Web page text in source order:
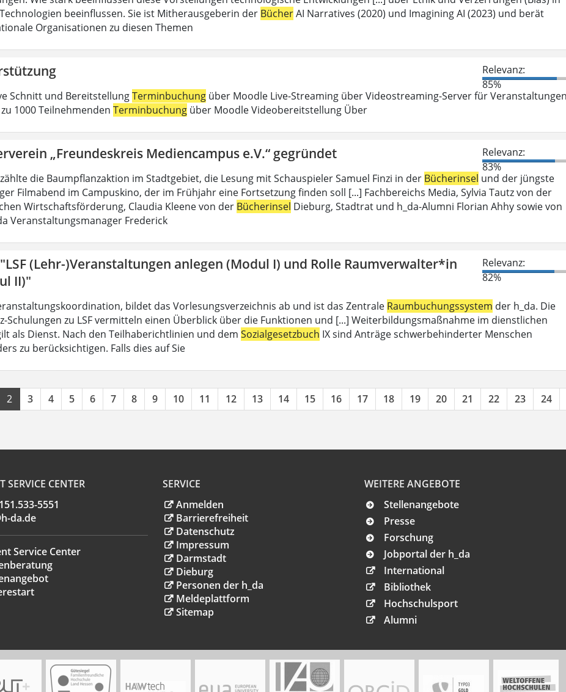
beeinflussen. Sie ist Mitherausgeberin der BücherAI Narratives (2020) und Imagining AI (2023) und berät
Organisationen zu diesen Themen
Relevanz:
85%
Schnitt und BereitstellungTerminbuchung über Moodle Live-Streaming über Videostreaming-Server für
1000 Teilnehmenden Terminbuchung über Moodle Videobereitstellung Über
„Freundeskreis Mediencampus e.V.“ gegründet
Relevanz:
83%
die Baumpflanzaktion im Stadtgebiet, die Lesung mit Schauspieler Samuel Finzi in der Bücherinsel und der jüngste
Filmabend im Campuskino, der im Frühjahr eine Fortsetzung finden soll [...] Fachbereichs Media, Sylvia Tautz von der
Wirtschaftsförderung, Claudia Kleene von der Bücherinsel Dieburg, Stadtrat und h_da-Alumni Florian Ahhy sowie von
Veranstaltungsmanager Frederick
"LSF (Lehr-)Veranstaltungen anlegen (Modul I) und Rolle Raumverwalter*in
II)"
Relevanz:
82%
bildet das Vorlesungsverzeichnis ab und ist das Zentrale Raumbuchungssystem der h_da. Die
Schulungen zu LSF vermitteln einen Überblick über die Funktionen und [...] Weiterbildungsmaßnahme im dienstlichen
als Dienst. Nach den Teilhaberichtlinien und dem Sozialgesetzbuch IX sind Anträge schwerbehinderter Menschen
zu berücksichtigen. Falls dies auf Sie
2 3 4 5 6 7 8 9 10 11 12 13 14 15 16 17 18 19 20 21 22 23 24
SERVICE CENTER
5551
da.de
Service Center
SERVICE
Anmelden
Barrierefreiheit
Datenschutz
Impressum
Darmstadt
Dieburg
Personen der h_da
Meldeplattform
Sitemap
WEITERE ANGEBOTE
Stellenangebote
Presse
Forschung
Jobportal der h_da
International
Bibliothek
Hochschulsport
Alumni